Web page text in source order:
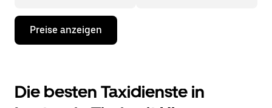
Drücke
Nach-
mit
dem
Preise anzeigen
Die besten Taxidienste in